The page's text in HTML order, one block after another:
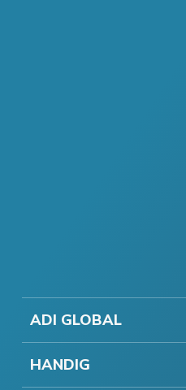
ADI GLOBAL
HANDIG